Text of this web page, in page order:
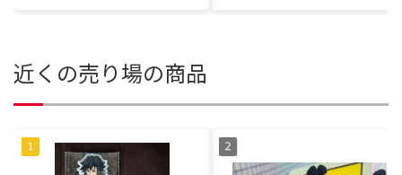
近くの売り場の商品